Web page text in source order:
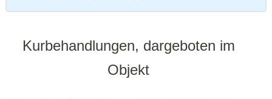
Kurbehandlungen, dargeboten im
Objekt